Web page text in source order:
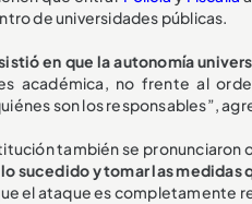
de universidades públicas.
en que la autonomía
académica, no frente al
son los responsables”,
también se pronunciaron
sucedido y tomar las
el ataque es completamente